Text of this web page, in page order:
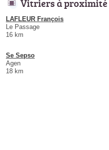
Vitriers à proximité
LAFLEUR François
Le Passage
16 km
Se Sepso
Agen
18 km